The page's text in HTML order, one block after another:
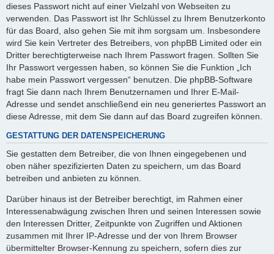
dieses Passwort nicht auf einer Vielzahl von Webseiten zu
verwenden. Das Passwort ist Ihr Schlüssel zu Ihrem Benutzerkonto
für das Board, also gehen Sie mit ihm sorgsam um. Insbesondere
wird Sie kein Vertreter des Betreibers, von phpBB Limited oder ein
Dritter berechtigterweise nach Ihrem Passwort fragen. Sollten Sie
Ihr Passwort vergessen haben, so können Sie die Funktion „Ich
habe mein Passwort vergessen“ benutzen. Die phpBB-Software
fragt Sie dann nach Ihrem Benutzernamen und Ihrer E-Mail-
Adresse und sendet anschließend ein neu generiertes Passwort an
diese Adresse, mit dem Sie dann auf das Board zugreifen können.
GESTATTUNG DER DATENSPEICHERUNG
Sie gestatten dem Betreiber, die von Ihnen eingegebenen und
oben näher spezifizierten Daten zu speichern, um das Board
betreiben und anbieten zu können.
Darüber hinaus ist der Betreiber berechtigt, im Rahmen einer
Interessenabwägung zwischen Ihren und seinen Interessen sowie
den Interessen Dritter, Zeitpunkte von Zugriffen und Aktionen
zusammen mit Ihrer IP-Adresse und der von Ihrem Browser
übermittelter Browser-Kennung zu speichern, sofern dies zur